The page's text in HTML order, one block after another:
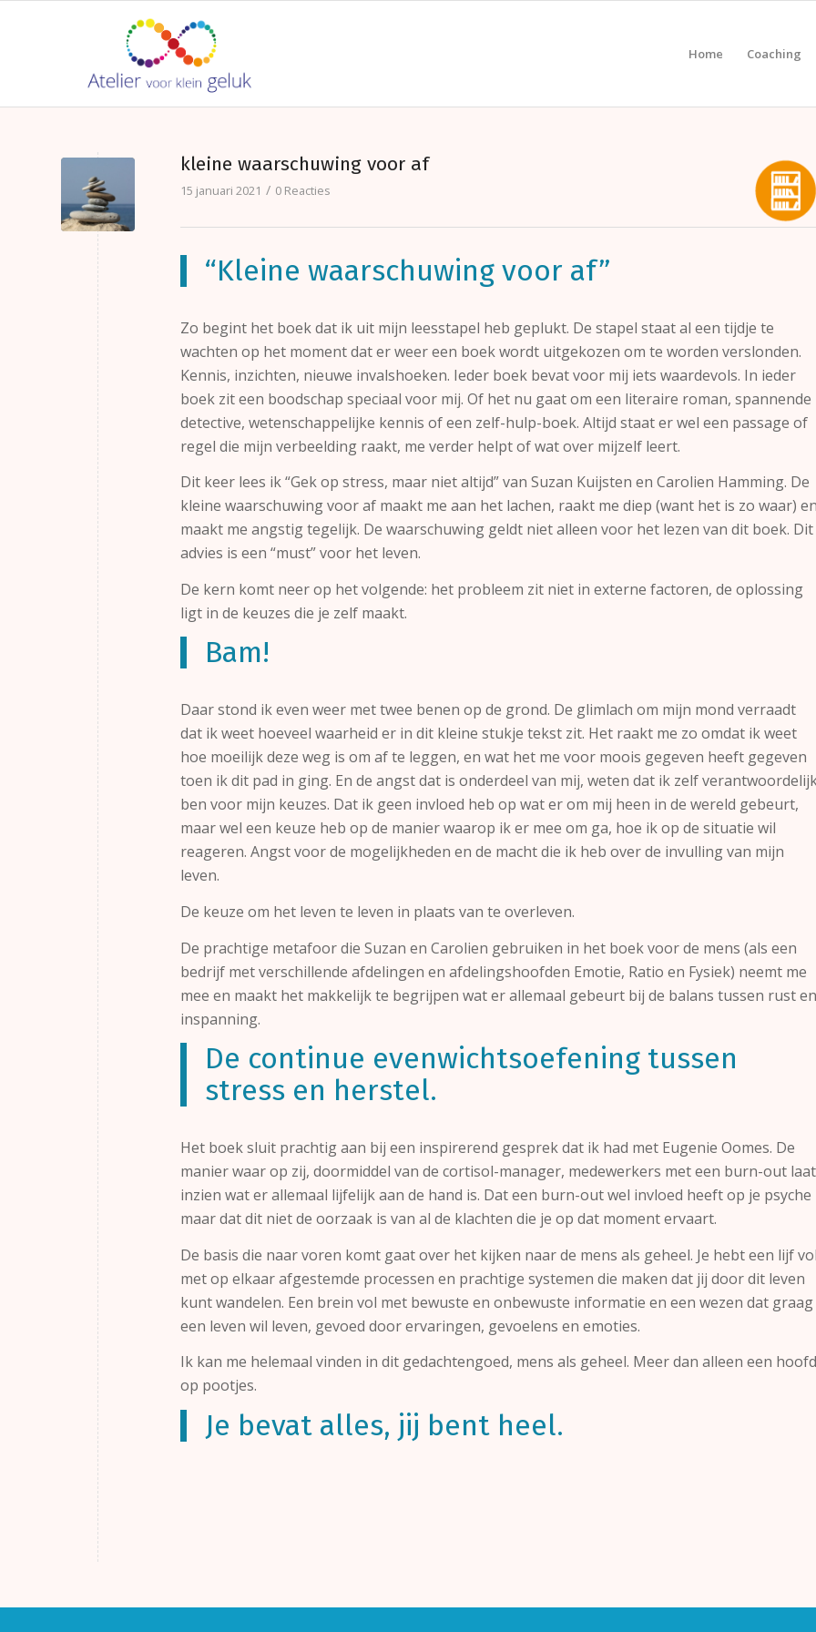
Home Coaching
kleine waarschuwing voor af
15 januari 2021 / 0 Reacties
“Kleine waarschuwing voor af”
Zo begint het boek dat ik uit mijn leesstapel heb geplukt. De stapel staat al een tijdje te
wachten op het moment dat er weer een boek wordt uitgekozen om te worden verslonden.
Kennis, inzichten, nieuwe invalshoeken. Ieder boek bevat voor mij iets waardevols. In ieder
boek zit een boodschap speciaal voor mij. Of het nu gaat om een literaire roman, spannende
detective, wetenschappelijke kennis of een zelf-hulp-boek. Altijd staat er wel een passage of
regel die mijn verbeelding raakt, me verder helpt of wat over mijzelf leert.
Dit keer lees ik “Gek op stress, maar niet altijd” van Suzan Kuijsten en Carolien Hamming. De
kleine waarschuwing voor af maakt me aan het lachen, raakt me diep (want het is zo waar)
maakt me angstig tegelijk. De waarschuwing geldt niet alleen voor het lezen van dit boek. Dit
advies is een “must” voor het leven.
De kern komt neer op het volgende: het probleem zit niet in externe factoren, de oplossing
ligt in de keuzes die je zelf maakt.
Bam!
Daar stond ik even weer met twee benen op de grond. De glimlach om mijn mond verraadt
dat ik weet hoeveel waarheid er in dit kleine stukje tekst zit. Het raakt me zo omdat ik weet
hoe moeilijk deze weg is om af te leggen, en wat het me voor moois gegeven heeft gegeven
toen ik dit pad in ging. En de angst dat is onderdeel van mij, weten dat ik zelf
ben voor mijn keuzes. Dat ik geen invloed heb op wat er om mij heen in de wereld gebeurt,
maar wel een keuze heb op de manier waarop ik er mee om ga, hoe ik op de situatie wil
reageren. Angst voor de mogelijkheden en de macht die ik heb over de invulling van mijn
leven.
De keuze om het leven te leven in plaats van te overleven.
De prachtige metafoor die Suzan en Carolien gebruiken in het boek voor de mens (als een
bedrijf met verschillende afdelingen en afdelingshoofden Emotie, Ratio en Fysiek) neemt me
mee en maakt het makkelijk te begrijpen wat er allemaal gebeurt bij de balans tussen rust en
inspanning.
De continue evenwichtsoefening tussen
stress en herstel.
Het boek sluit prachtig aan bij een inspirerend gesprek dat ik had met Eugenie Oomes. De
manier waar op zij, doormiddel van de cortisol-manager, medewerkers met een burn-out laat
inzien wat er allemaal lijfelijk aan de hand is. Dat een burn-out wel invloed heeft op je psyche
maar dat dit niet de oorzaak is van al de klachten die je op dat moment ervaart.
De basis die naar voren komt gaat over het kijken naar de mens als geheel. Je hebt een lijf
met op elkaar afgestemde processen en prachtige systemen die maken dat jij door dit leven
kunt wandelen. Een brein vol met bewuste en onbewuste informatie en een wezen dat graag
een leven wil leven, gevoed door ervaringen, gevoelens en emoties.
Ik kan me helemaal vinden in dit gedachtengoed, mens als geheel. Meer dan alleen een hoofd
op pootjes.
Je bevat alles, jij bent heel.